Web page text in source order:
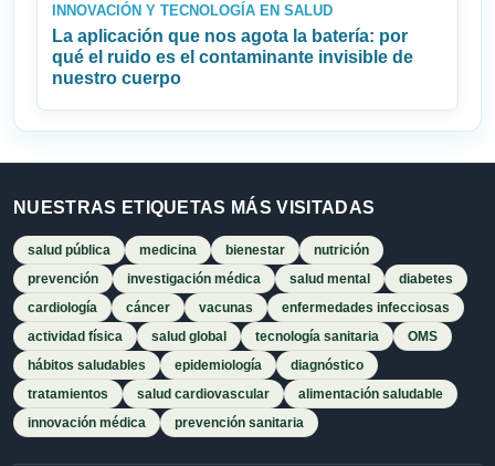
INNOVACIÓN Y TECNOLOGÍA EN SALUD
La aplicación que nos agota la batería: por
qué el ruido es el contaminante invisible de
nuestro cuerpo
NUESTRAS ETIQUETAS MÁS VISITADAS
salud pública medicina bienestar
nutrición
prevención
investigación médica salud mental
diabetes
cardiología
cáncer vacunas
enfermedades infecciosas
actividad física
salud global tecnología sanitaria
OMS
hábitos saludables
epidemiología
diagnóstico
tratamientos
salud cardiovascular
alimentación saludable
innovación médica
prevención sanitaria